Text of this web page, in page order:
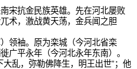
宋抗金民族英雄。先在河北屡败
术，激战黄天荡，金兵闻之胆
领袖。原为栾城（今河北省栾
广平永年（今河北永年东南）。
乱，弥勒佛降生，明王出世”；他